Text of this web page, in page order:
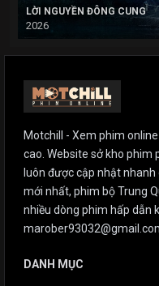
LỜI NGUYỀN ĐÔNG CUNG
2026
Motchill - Xem phim
cao. Website sở kho phim
luôn được cập nhật
mới nhất, phim bộ Trung
nhiều dòng phim hấp dẫn
DANH MỤC